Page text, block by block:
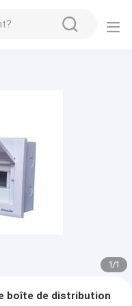
1/1
boîte de distribution